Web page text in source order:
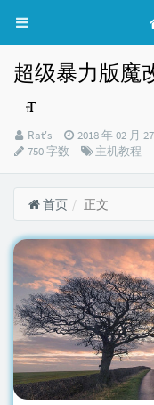
超级暴力版魔
博
主：
Rat's
发
布
2018 年 02 月
750 字数
分
主机教程
首页 正文